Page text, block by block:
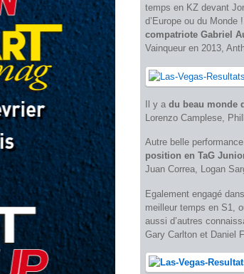
temps en KZ devant
d’Europe ou du Monde !
compatriote Gabriel
Vainqueur en 2013,
Il y a du beau monde
Lorenzo Camplese,
Autre belle
position en TaG
Juan Correa, Logan
Egalement engagé
meilleur temps en S1,
aussi d’autres
Gary Carlton et Daniel